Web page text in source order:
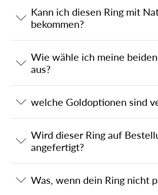
Kann ich diesen Ring mit
bekommen?
Wie wähle ich meine
aus?
welche Goldoptionen sind
Wird dieser Ring auf
angefertigt?
Was, wenn dein Ring nicht